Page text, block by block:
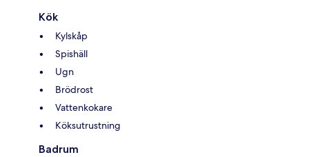
Kök
Kylskåp
Spishäll
Ugn
Brödrost
Vattenkokare
Köksutrustning
Badrum